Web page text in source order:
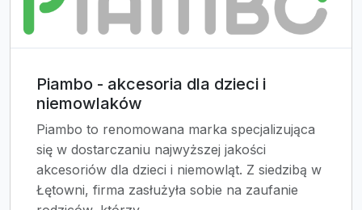
Piambo - akcesoria dla dzieci i
niemowlaków
Piambo to renomowana marka specjalizująca
się w dostarczaniu najwyższej jakości
akcesoriów dla dzieci i niemowląt. Z siedzibą w
Łętowni, firma zasłużyła sobie na zaufanie